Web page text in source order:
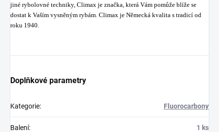
jiné rybolovné techniky, Climax je značka, která Vám pomůže blíže se
dostat k Vaším vysněným rybám. Climax je Německá kvalita s tradicí od
roku 1940.
Doplňkové parametry
Kategorie: Fluorocarbony
Balení: 1 ks